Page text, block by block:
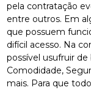
pela contratação
entre outros. Em
que possuem
difícil acesso. Na
possível usufruir
Comodidade,
mais. Para que